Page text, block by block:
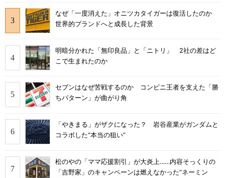
なぜ「一度消えた」オニツカタイガーは復活したのか
世界的ブランドへと成長した背景
明暗分かれた「無印良品」と「ニトリ」 2社の差はど
こで生まれたのか
セブンはなぜ苦戦するのか コンビニ王者を支えた「勝
ちパターン」が曲がり角
「やきまる」がザクになった？ 岩谷産業がガンダムと
コラボした“本当の狙い”
松のやの「ママ応援割引」が大炎上……内容そっくりの
「吉野家」のキャンペーンは燃えなかった“ネーミン